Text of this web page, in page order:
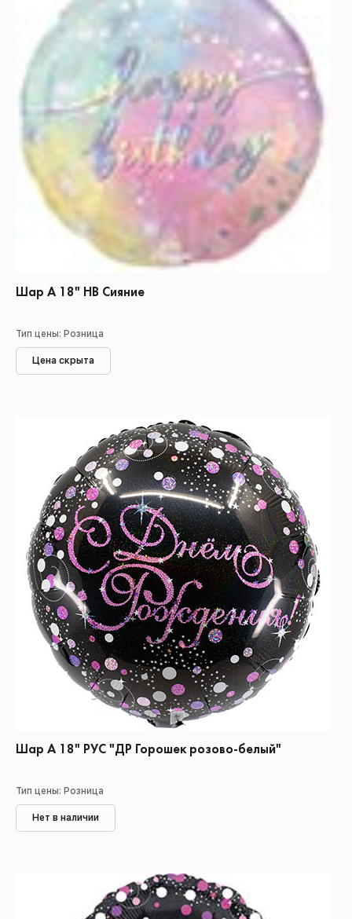
Шар А 18" НВ Сияние
Тип цены: Розница
Цена скрыта
Шар А 18" РУС "ДР Горошек розово-белый"
Тип цены: Розница
Нет в наличии